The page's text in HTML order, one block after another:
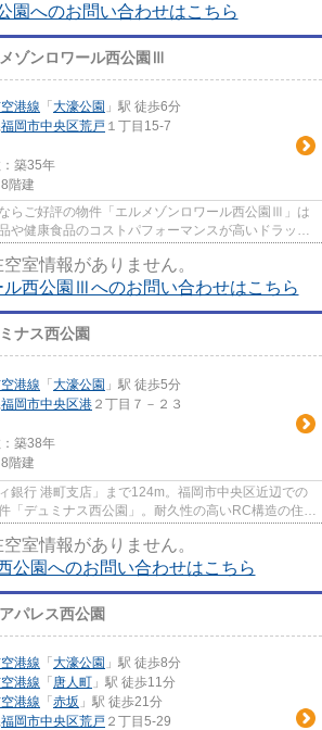
園へのお問い合わせはこちら
ゾンロワール西公園Ⅲ
港線 「大濠公園 」駅 徒歩6分
福岡市中央区荒戸 １丁目15-7
築35年
階建
らご好評の物件「エルメゾンロワール西公園Ⅲ」は
や健康食品のコストパフォーマンスが高いドラッグ
場...
室情報がありません。
ル西公園Ⅲへのお問い合わせはこちら
ナス西公園
港線 「大濠公園 」駅 徒歩5分
福岡市中央区港 ２丁目７－２３
築38年
階建
銀行 港町支店」まで124m。福岡市中央区近辺での
「デュミナス西公園」。耐久性の高いRC構造の住居
さ...
室情報がありません。
公園へのお問い合わせはこちら
パレス西公園
港線 「大濠公園 」駅 徒歩8分
港線 「唐人町 」駅 徒歩11分
港線 「赤坂 」駅 徒歩21分
福岡市中央区荒戸 ２丁目5-29